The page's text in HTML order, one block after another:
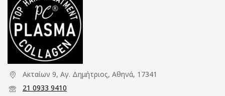
Ακταίων 9, Αγ. Δημήτριος, Αθηνά, 17341
21 0933 9410